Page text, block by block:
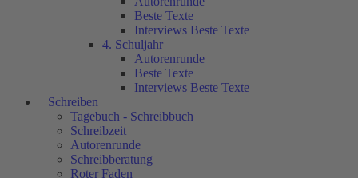
Beste Texte
Interviews Beste Texte
4. Schuljahr
Autorenrunde
Beste Texte
Interviews Beste Texte
Schreiben
Tagebuch - Schreibbuch
Schreibzeit
Autorenrunde
Schreibberatung
Roter Faden